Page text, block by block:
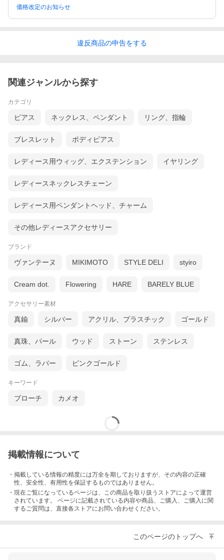
価格改定のお知らせ
違反商品の申告をする
関連ジャンルから探す
カテゴリ
ピアス ネックレス、ペンダント リング、指輪
ブレスレット ボディピアス
レディース用ウィッグ、エクステンション イヤリング
レディースネックレスチェーン
レディース用ペンダントヘッド、チャーム
その他レディースアクセサリー
ブランド
ヴァンテーヌ MIKIMOTO STYLE DELI styiro
Cream dot. Flowering HARE BARELY BLUE
アクセサリー素材
真鍮 シルバー アクリル、プラスチック ゴールド
真珠、パール ウッド ストーン ステンレス
ゴム、ラバー ピンクゴールド
キーワード
ブローチ カメオ
掲載情報について
・掲載している情報の精度には万全を期しておりますが、その内容の正確
性、安全性、有用性を保証するものではありません。
・現在ご覧になっているページは、この商品を取り扱うストアによって運営
されています。 ページに記載されている内容や商品、ご購入 、ご購入に関
するご質問は、直接各ストアにお問い合わせください。
このページのトップへ